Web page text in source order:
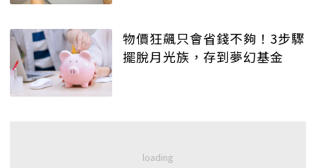
物價狂飆只會省錢不夠！3步驟
擺脫月光族，存到夢幻基金